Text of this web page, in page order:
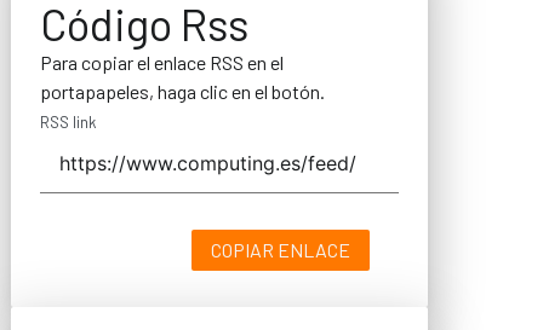
Código Rss
Para copiar el enlace RSS en el
portapapeles, haga clic en el botón.
RSS link
COPIAR ENLACE